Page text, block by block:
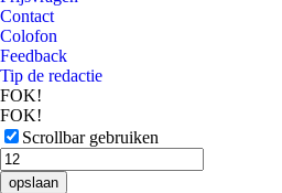
Contact
Colofon
Feedback
Tip de redactie
FOK!
FOK!
Scrollbar gebruiken
opslaan